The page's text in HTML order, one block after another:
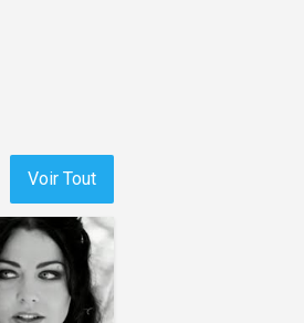
Voir Tout